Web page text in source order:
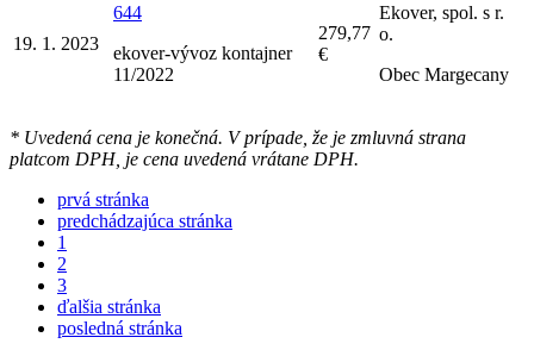
19. 1. 2023
644
ekover-vývoz kontajner
11/2022
279,77
€
Ekover, spol. s r.
o.
Obec Margecany
* Uvedená cena je konečná. V prípade, že je zmluvná strana
platcom DPH, je cena uvedená vrátane DPH.
prvá stránka
predchádzajúca stránka
1
2
3
ďalšia stránka
posledná stránka